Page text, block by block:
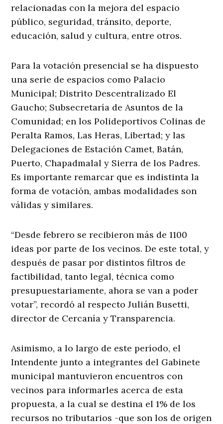
relacionadas con la mejora del espacio
público, seguridad, tránsito, deporte,
educación, salud y cultura, entre otros.
Para la votación presencial se ha dispuesto
una serie de espacios como Palacio
Municipal; Distrito Descentralizado El
Gaucho; Subsecretaría de Asuntos de la
Comunidad; en los Polideportivos Colinas de
Peralta Ramos, Las Heras, Libertad; y las
Delegaciones de Estación Camet, Batán,
Puerto, Chapadmalal y Sierra de los Padres.
Es importante remarcar que es indistinta la
forma de votación, ambas modalidades son
válidas y similares.
“Desde febrero se recibieron más de 1100
ideas por parte de los vecinos. De este total, y
después de pasar por distintos filtros de
factibilidad, tanto legal, técnica como
presupuestariamente, ahora se van a poder
votar”, recordó al respecto Julián Busetti,
director de Cercanía y Transparencia.
Asimismo, a lo largo de este período, el
Intendente junto a integrantes del Gabinete
municipal mantuvieron encuentros con
vecinos para informarles acerca de esta
propuesta, a la cual se destina el 1% de los
recursos no tributarios -que son los de origen